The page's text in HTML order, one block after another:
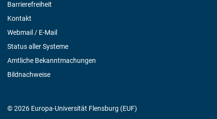
Barrierefreiheit
Kontakt
Webmail / E-Mail
Status aller Systeme
Amtliche Bekanntmachungen
Bildnachweise
© 2026 Europa-Universität Flensburg (EUF)